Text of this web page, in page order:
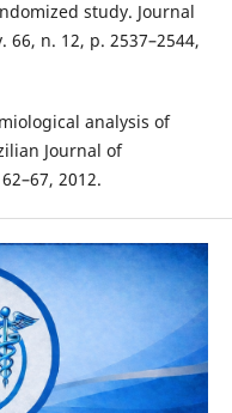
study. Journal
n. 12, p. 2537–2544,
analysis of
Journal of
2012.